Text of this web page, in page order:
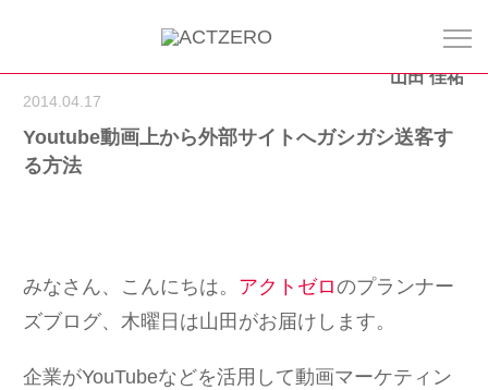
山田 佳祐
2014.04.17
Youtube動画上から外部サイトへガシガシ送客す
る方法
みなさん、こんにちは。 アクトゼロのプランナー
ズブログ、木曜日は山田がお届けします。
企業がYouTubeなどを活用して動画マーケティン